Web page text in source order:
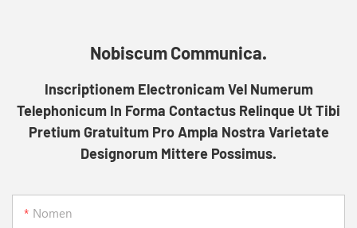
Nobiscum Communica.
Inscriptionem Electronicam Vel Numerum
Telephonicum In Forma Contactus Relinque Ut Tibi
Pretium Gratuitum Pro Ampla Nostra Varietate
Designorum Mittere Possimus.
Nomen